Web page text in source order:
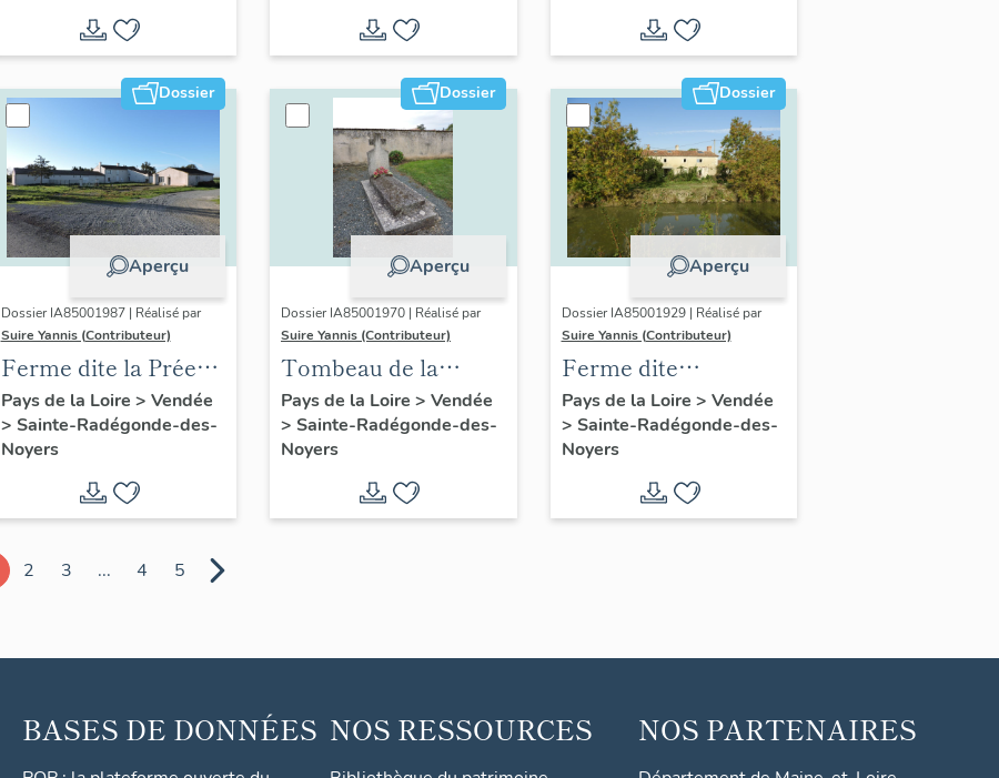
Dossier
Aperçu
Dossier IA85001987 | Réalisé par
Suire Yannis (Contributeur)
Ferme dite la Prée
Mizotière
Pays de la Loire > Vendée
> Sainte-Radégonde-des-
Noyers
Dossier
Aperçu
Dossier IA85001970 | Réalisé par
Suire Yannis (Contributeur)
Tombeau de la
famille Couzin
Pays de la Loire > Vendée
> Sainte-Radégonde-des-
Noyers
Dossier
Aperçu
Dossier IA85001929 | Réalisé par
Suire Yannis (Contributeur)
Ferme dite
Tournebride,
actuellement maison
Pays de la Loire > Vendée
> Sainte-Radégonde-des-
Noyers
2 3 ... 4 5
BASES DE DONNÉES NOS RESSOURCES NOS PARTENAIRES